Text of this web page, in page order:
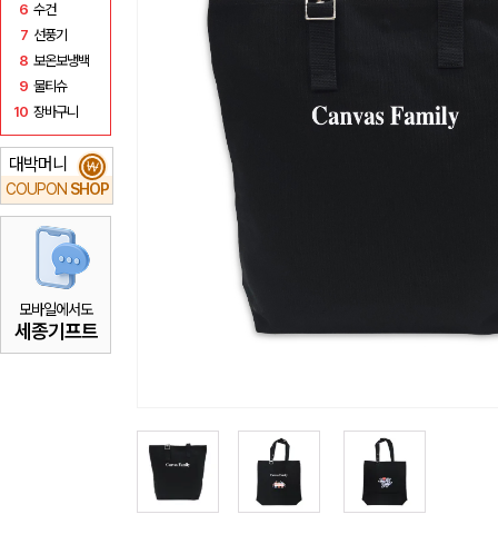
6 수건
7 선풍기
8 보온보냉백
9 물티슈
10 장바구니
대박머니
COUPON SHOP
₩
모바일에서도
세종기프트